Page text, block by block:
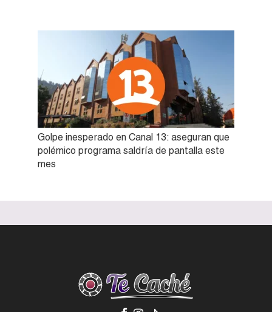
Golpe inesperado en Canal 13: aseguran que
polémico programa saldría de pantalla este
mes